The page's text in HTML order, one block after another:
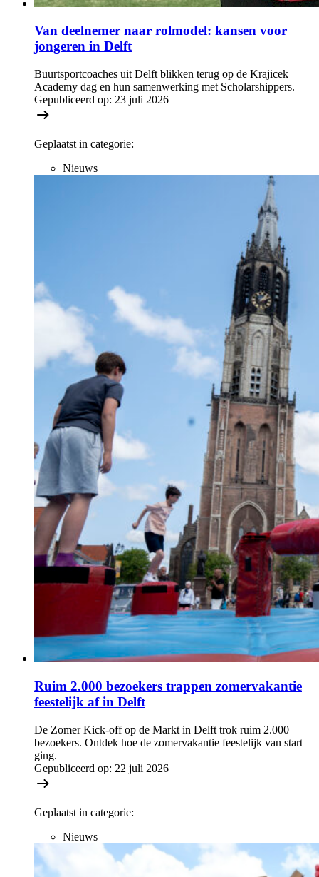
Van deelnemer naar rolmodel: kansen voor
jongeren in Delft
Buurtsportcoaches uit Delft blikken terug op de Krajicek
Academy dag en hun samenwerking met Scholarshippers.
Gepubliceerd op: 23 juli 2026
Geplaatst in categorie:
Nieuws
Ruim 2.000 bezoekers trappen zomervakantie
feestelijk af in Delft
De Zomer Kick-off op de Markt in Delft trok ruim 2.000
bezoekers. Ontdek hoe de zomervakantie feestelijk van start
ging.
Gepubliceerd op: 22 juli 2026
Geplaatst in categorie:
Nieuws